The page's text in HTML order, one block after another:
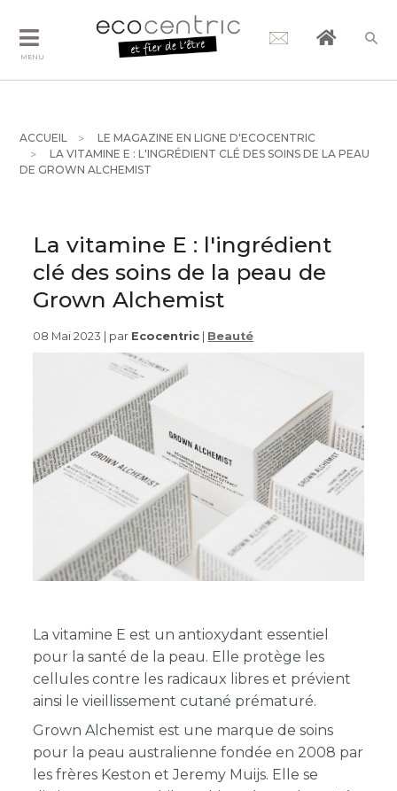
MENU
ACCUEIL
LE MAGAZINE EN LIGNE D'ECOCENTRIC
LA VITAMINE E : L'INGRÉDIENT CLÉ DES SOINS DE LA PEAU
DE GROWN ALCHEMIST
La vitamine E : l'ingrédient
clé des soins de la peau de
Grown Alchemist
08 Mai 2023 | par Ecocentric Beauté
La vitamine E est un antioxydant essentiel
pour la santé de la peau. Elle protège les
cellules contre les radicaux libres et prévient
ainsi le vieillissement cutané prématuré.
Grown Alchemist est une marque de soins
pour la peau australienne fondée en 2008 par
les frères Keston et Jeremy Muijs. Elle se